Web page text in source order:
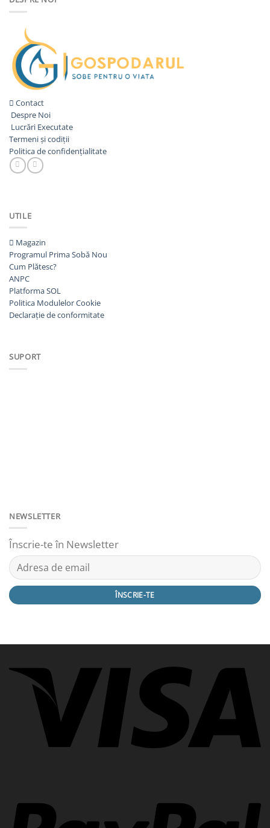
4.935,00lei.
Contact
Despre Noi
Lucrări Executate
Termeni și codiții
Politica de confidențialitate
UTILE
Magazin
Programul Prima Sobă
Cum Plătesc?
ANPC
Platforma SOL
Politica Modulelor Cookie
Declarație de conformitate
SUPORT
NEWSLETTER
Înscrie-te în Newsletter